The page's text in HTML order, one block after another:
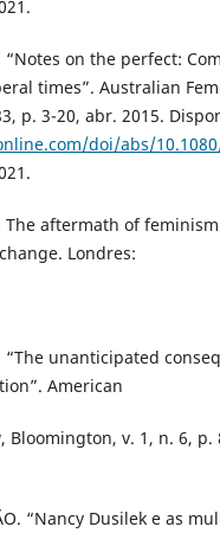
“Notes on the perfect:
times”. Australian
p. 3-20, abr. 2015.
doi/abs/
The aftermath of
Londres:
“The unanticipated
American
Bloomington, v. 1, n. 6, p.
“Nancy Dusilek e as